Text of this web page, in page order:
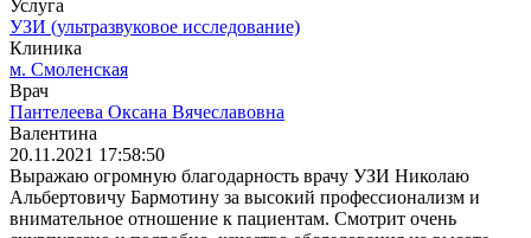
Услуга
УЗИ (ультразвуковое исследование)
Клиника
м. Смоленская
Врач
Пантелеева Оксана Вячеславовна
Валентина
20.11.2021 17:58:50
Выражаю огромную благодарность врачу УЗИ Николаю
Альбертовичу Бармотину за высокий профессионализм и
внимательное отношение к пациентам. Смотрит очень